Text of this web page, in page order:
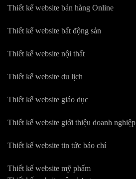
Thiết kế website bán hàng Online
Thiết kế website bất động sản
Thiết kế website nội thất
Thiết kế website du lịch
Thiết kế website giáo dục
Thiết kế website giới thiệu doanh nghiệp
Thiết kế website tin tức báo chí
Thiết kế website mỹ phẩm